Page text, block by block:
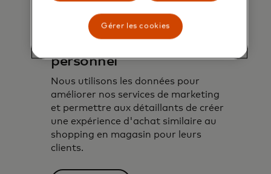
Rendre le commerce plus
personnel
Nous utilisons les données pour
améliorer nos services de marketing
et permettre aux détaillants de créer
une expérience d'achat similaire au
shopping en magasin pour leurs
clients.
Gérer les cookies